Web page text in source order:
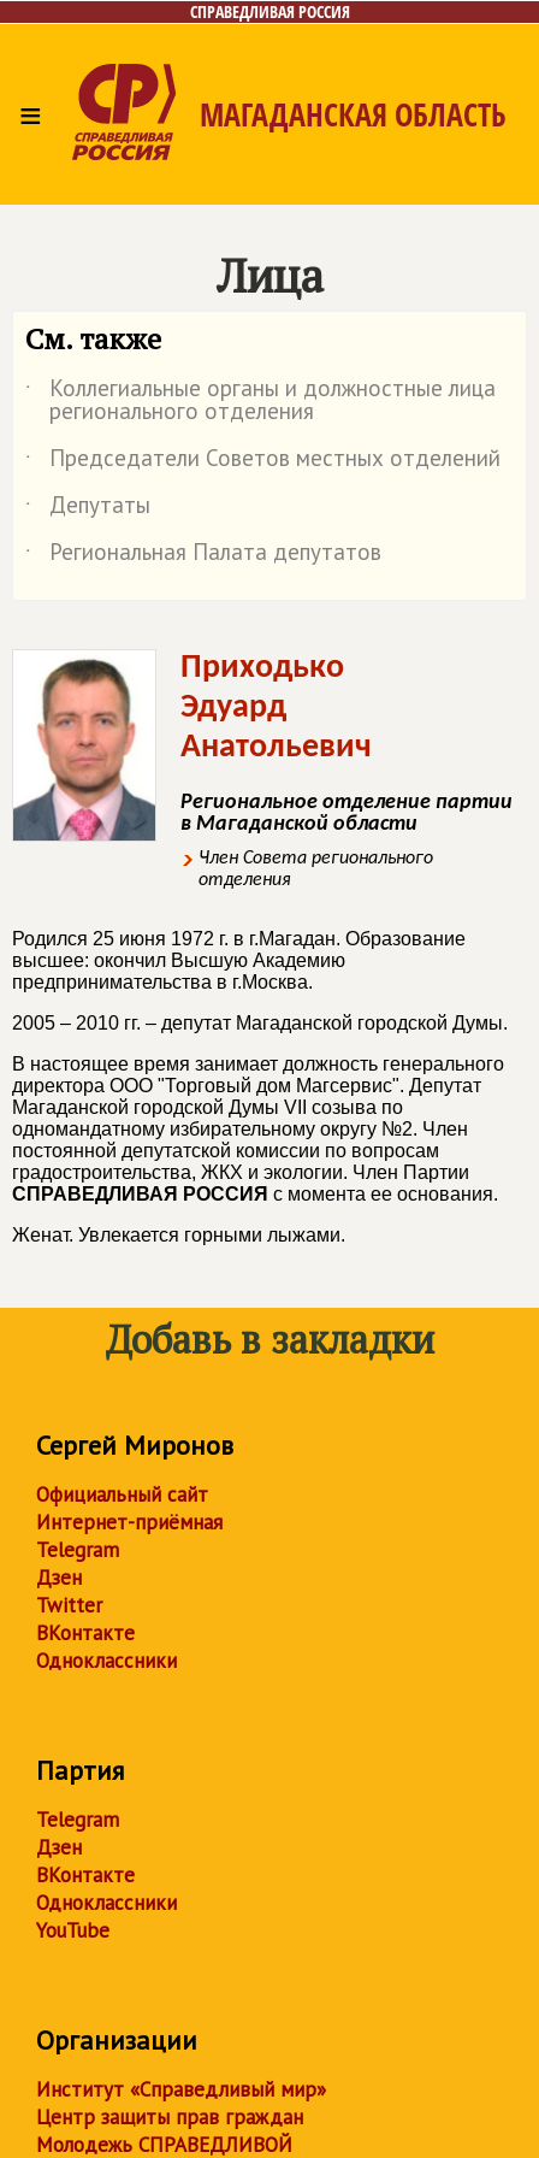
СПРАВЕДЛИВАЯ РОССИЯ
≡ МАГАДАНСКАЯ ОБЛАСТЬ
Контакты
Лица
См. также
˙ Коллегиальные органы и должностные лица
регионального отделения
˙
Председатели Советов местных отделений
˙
Депутаты
˙
Региональная Палата депутатов
Приходько
Эдуард
Анатольевич
Региональное отделение партии
в Магаданской области
Член Совета регионального
отделения
Родился 25 июня 1972 г. в г.Магадан. Образование
высшее: окончил Высшую Академию
предпринимательства в г.Москва.
2005 – 2010 гг. – депутат Магаданской городской Думы.
В настоящее время занимает должность генерального
директора ООО "Торговый дом Магсервис". Депутат
Магаданской городской Думы VII созыва по
одномандатному избирательному округу №2. Член
постоянной депутатской комиссии по вопросам
градостроительства, ЖКХ и экологии. Член Партии
СПРАВЕДЛИВАЯ РОССИЯ с момента ее основания.
Женат. Увлекается горными лыжами.
Добавь в закладки
Сергей Миронов
Официальный сайт
Интернет-приёмная
Telegram
Дзен
Twitter
ВКонтакте
Одноклассники
Партия
Telegram
Дзен
ВКонтакте
Одноклассники
YouTube
Организации
Институт «Справедливый мир»
Центр защиты прав граждан
Молодежь СПРАВЕДЛИВОЙ